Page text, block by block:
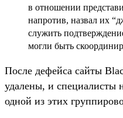
в отношении
напротив, назвал их
служить
могли быть
После дефейса сайты
удалены, и специалисты
одной из этих